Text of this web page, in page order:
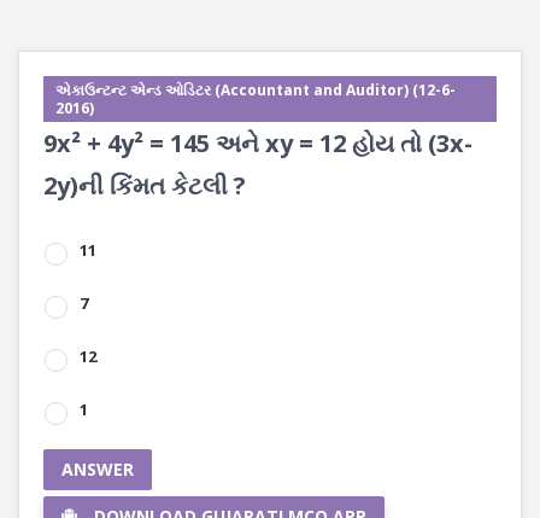
એકાઉન્ટન્ટ એન્ડ ઓડિટર (Accountant and Auditor) (12-6-
2016)
9x² + 4y² = 145 અને xy = 12 હોય તો (3x-
2y)ની કિંમત કેટલી ?
11
7
12
1
ANSWER